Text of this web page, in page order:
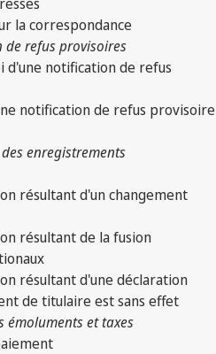
la correspondance
refus provisoires
d'une notification de refus
notification de refus provisoire
enregistrements
résultant d'un changement
résultant de la fusion
résultant d'une déclaration
de titulaire est sans effet
émoluments et taxes